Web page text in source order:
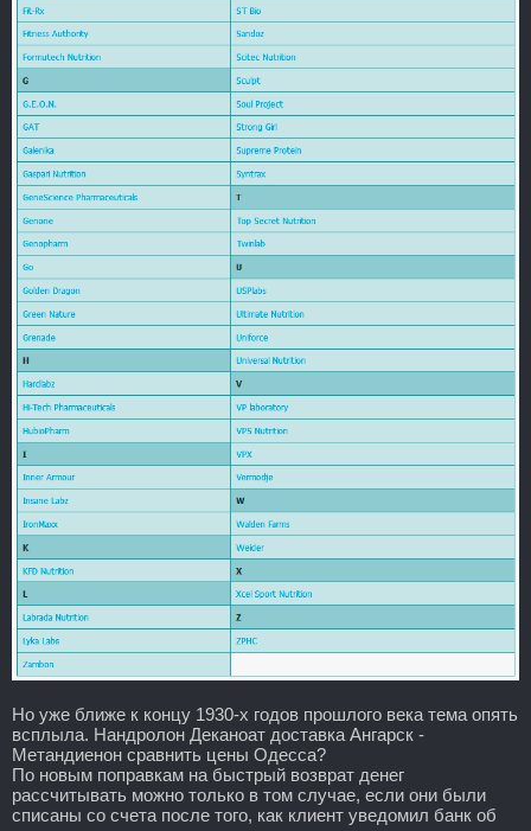
Но уже ближе к концу 1930-х годов прошлого века тема опять
всплыла. Нандролон Деканоат доставка Ангарск -
Метандиенон сравнить цены Одесса?
По новым поправкам на быстрый возврат денег
рассчитывать можно только в том случае, если они были
списаны со счета после того, как клиент уведомил банк об